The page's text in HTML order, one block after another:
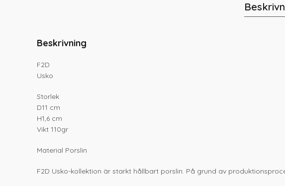
Beskrivning
F2D
Usko
Storlek
D11 cm
H1,6 cm
Vikt 110gr
Material Porslin
F2D Usko-kollektion är starkt hållbart porslin. På grund av